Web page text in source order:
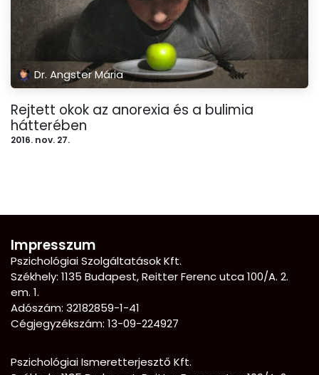
Dr. Angster Mária
Rejtett okok az anorexia és a bulimia
hátterében
2016. nov. 27.
Impresszum
Pszichológiai Szolgáltatások Kft.
Székhely: 1135 Budapest, Reitter Ferenc utca 100/A. 2.
em. 1.
Adószám: 32182859-1-41
Cégjegyzékszám: 13-09-224927
Pszichológiai Ismeretterjesztő Kft.